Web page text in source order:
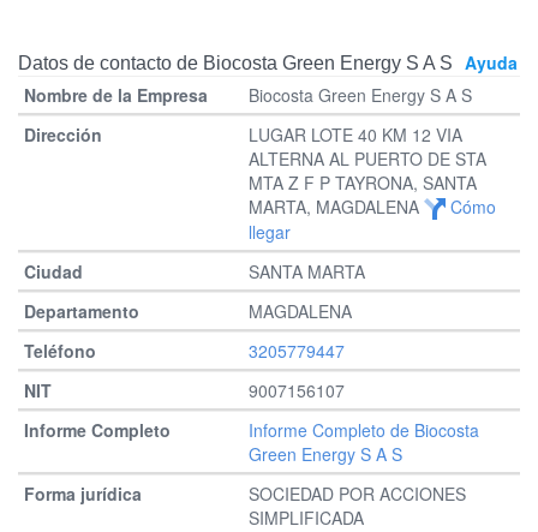
Datos de contacto de Biocosta Green Energy S A S
Ayuda
Biocosta Green Energy S A S
LUGAR LOTE 40 KM 12 VIA
ALTERNA AL PUERTO DE STA
MTA Z F P TAYRONA, SANTA
MARTA, MAGDALENA
Cómo
llegar
SANTA MARTA
MAGDALENA
3205779447
9007156107
Informe Completo de Biocosta
Green Energy S A S
SOCIEDAD POR ACCIONES
SIMPLIFICADA